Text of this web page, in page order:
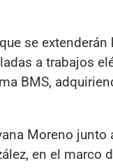
se extenderán
a trabajos
BMS,
Moreno junto
en el marco